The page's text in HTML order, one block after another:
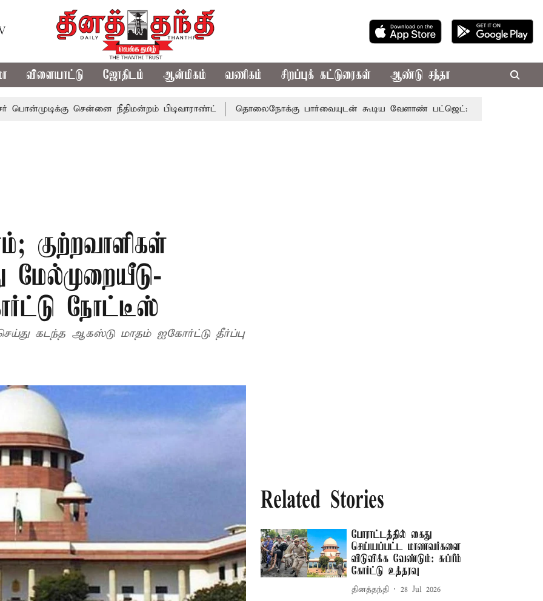
விளையாட்டு ஜோதிடம் ஆன்மிகம் வணிகம் சிறப்புக் கட்டுரைகள் ஆண்டு சந்தா
சென்னை நீதிமன்றம் பிடிவாராண்ட் தொலைநோக்கு பார்வையுடன் கூடிய வேளாண் பட்ஜெட்: முதல்-அமைச்சர் விஜய்
குற்றவாளிகள்
மேல்முறையீடு-
நோட்டீஸ்
Related Stories
போராட்டத்தில் கைது
செய்யப்பட்ட மாணவர்களை
விடுவிக்க வேண்டும்: சுப்ரீம்
கோர்ட்டு உத்தரவு
தினத்தந்தி 28 Jul 2026